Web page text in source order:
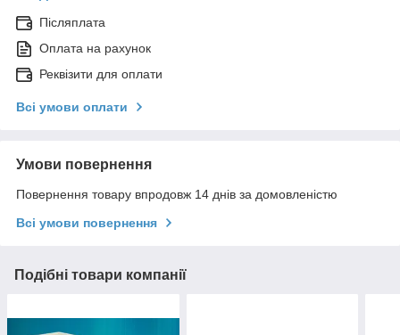
Післяплата
Оплата на рахунок
Реквізити для оплати
Всі умови оплати
Умови повернення
Повернення товару впродовж 14 днів за домовленістю
Всі умови повернення
Подібні товари компанії